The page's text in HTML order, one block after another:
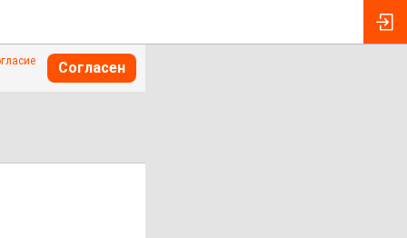
Согласен